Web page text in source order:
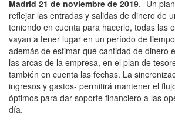
Madrid 21 de noviembre de 2019.- Un
reflejar las entradas y salidas de dinero de
teniendo en cuenta para hacerlo, todas las
vayan a tener lugar en un período de
además de estimar qué cantidad de dinero
las arcas de la empresa, en el plan de
también en cuenta las fechas. La
ingresos y gastos- permitirá mantener el
óptimos para dar soporte financiero a las
día.